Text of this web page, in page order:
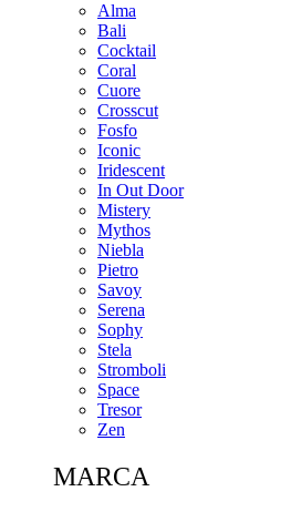
Alma
Bali
Cocktail
Coral
Cuore
Crosscut
Fosfo
Iconic
Iridescent
In Out Door
Mistery
Mythos
Niebla
Pietro
Savoy
Serena
Sophy
Stela
Stromboli
Space
Tresor
Zen
MARCA